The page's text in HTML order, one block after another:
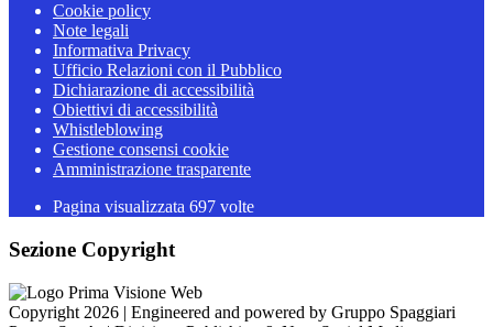
Cookie policy
Note legali
Informativa Privacy
Ufficio Relazioni con il Pubblico
Dichiarazione di accessibilità
Obiettivi di accessibilità
Whistleblowing
Gestione consensi cookie
Amministrazione trasparente
Pagina visualizzata 697 volte
Sezione Copyright
Copyright 2026 | Engineered and powered by Gruppo Spaggiari